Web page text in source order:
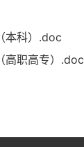
本科）.doc
高职高专）.doc